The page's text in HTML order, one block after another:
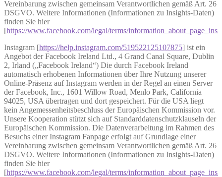
Vereinbarung zwischen gemeinsam Verantwortlichen gemäß Art. 26
DSGVO. Weitere Informationen (Informationen zu Insights-Daten)
finden Sie hier
[https://www.facebook.com/legal/terms/
Instagram [https://help.instagram.com/519522125107875] ist ein
Angebot der Facebook Ireland Ltd., 4 Grand Canal Square, Dublin
2, Irland („Facebook Ireland“) Die durch Facebook Ireland
automatisch erhobenen Informationen über Ihre Nutzung unserer
Online-Präsenz auf Instagram werden in der Regel an einen Server
der Facebook, Inc., 1601 Willow Road, Menlo Park, California
94025, USA übertragen und dort gespeichert. Für die USA liegt
kein Angemessenheitsbeschluss der Europäischen Kommission vor.
Unsere Kooperation stützt sich auf Standarddatenschutzklauseln der
Europäischen Kommission. Die Datenverarbeitung im Rahmen des
Besuchs einer Instagram Fanpage erfolgt auf Grundlage einer
Vereinbarung zwischen gemeinsam Verantwortlichen gemäß Art. 26
DSGVO. Weitere Informationen (Informationen zu Insights-Daten)
finden Sie hier
[https://www.facebook.com/legal/terms/